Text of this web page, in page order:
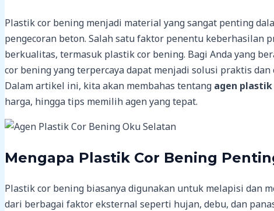
Plastik cor bening menjadi material yang sangat penting
pengecoran beton. Salah satu faktor penentu keberhasilan
berkualitas, termasuk plastik cor bening. Bagi Anda yang
cor bening yang terpercaya dapat menjadi solusi praktis
Dalam artikel ini, kita akan membahas tentang agen
harga, hingga tips memilih agen yang tepat.
Mengapa Plastik Cor Bening
Plastik cor bening biasanya digunakan untuk melapisi dan
dari berbagai faktor eksternal seperti hujan, debu, dan